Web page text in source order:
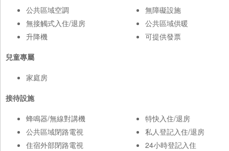
公共區域空調
無接觸式入住/退房
升降機
無障礙設施
公共區域供暖
可提供發票
兒童專屬
家庭房
接待設施
蜂鳴器/無線對講機
公共區域閉路電視
住宿外部閉路電視
特快入住/退房
私人登記入住/退房
24小時登記入住